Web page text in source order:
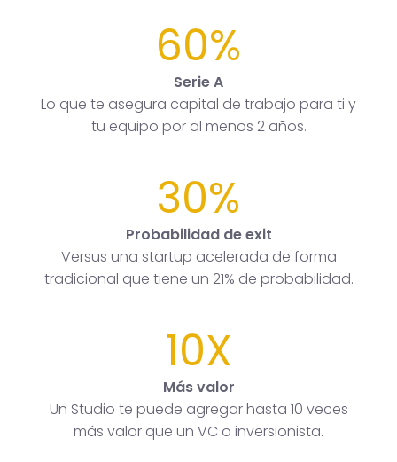
60%
Serie A
Lo que te asegura capital de trabajo para ti y
tu equipo por al menos 2 años.
30%
Probabilidad de exit
Versus una startup acelerada de forma
tradicional que tiene un 21% de probabilidad.
10X
Más valor
Un Studio te puede agregar hasta 10 veces
más valor que un VC o inversionista.